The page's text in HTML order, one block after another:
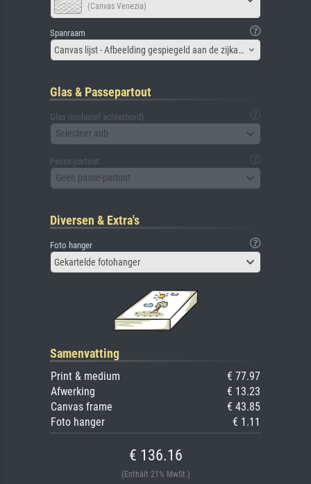
(Canvas Venezia)
Spanraam
Canvas lijst - Afbeelding gespiegeld aan de zijkant
Glas & Passepartout
Glas (inclusief achterbord)
Selecteer aub
Passe-partout
Geen passe-partout
Diversen & Extra's
Foto hanger
Gekartelde fotohanger
Samenvatting
Print & medium
€ 77.97
Afwerking
€ 13.23
Canvas frame
€ 43.85
Foto hanger
€ 1.11
€ 136.16
(Enthält 21% MwSt.)